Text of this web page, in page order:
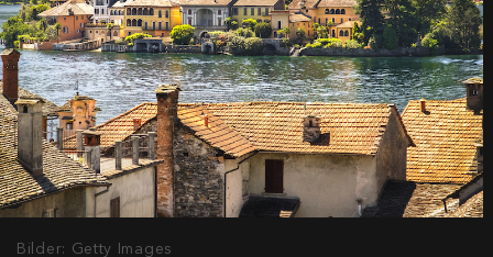
Bilder: Getty Images